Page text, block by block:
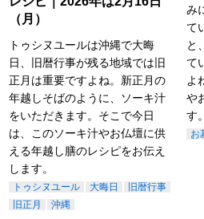
（月）
トゥシヌユールは沖縄で大晦
日、旧暦行事が残る地域では旧
正月は重要ですよね。新正月の
年越しそばのように、ソーキ汁
をいただきます。そこで今日
は、このソーキ汁やお仏壇に供
える年越し膳のレシピをお伝え
します。
トゥシヌユール 大晦日
旧暦行事
旧正月
沖縄
み
て
と
て
よ
や
す。
お